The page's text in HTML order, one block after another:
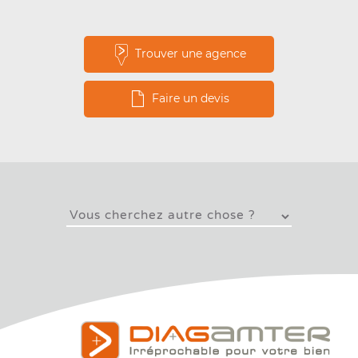
Trouver une agence
Faire un devis